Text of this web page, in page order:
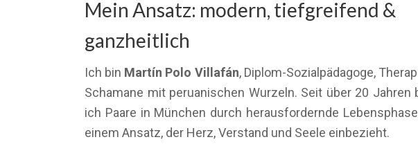
Mein Ansatz: modern, tiefgreifend &
ganzheitlich
Ich bin Martín Polo Villafán, Diplom-Sozialpädagoge,
Schamane mit peruanischen Wurzeln. Seit über 20 Jahren
ich Paare in München durch herausfordernde
einem Ansatz, der Herz, Verstand und Seele einbezieht.